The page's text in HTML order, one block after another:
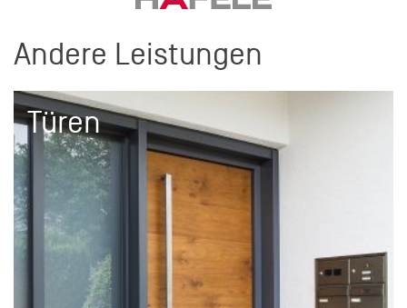
Andere Leistungen
Türen